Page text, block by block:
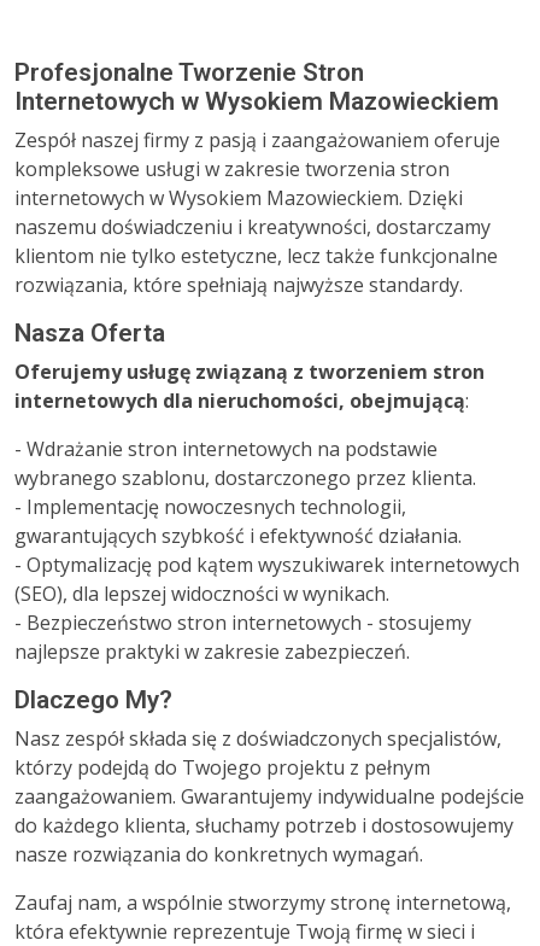
Profesjonalne Tworzenie Stron
Internetowych w Wysokiem Mazowieckiem
Zespół naszej firmy z pasją i zaangażowaniem oferuje
kompleksowe usługi w zakresie tworzenia stron
internetowych w Wysokiem Mazowieckiem. Dzięki
naszemu doświadczeniu i kreatywności, dostarczamy
klientom nie tylko estetyczne, lecz także funkcjonalne
rozwiązania, które spełniają najwyższe standardy.
Nasza Oferta
Oferujemy usługę związaną z tworzeniem stron
internetowych dla nieruchomości, obejmującą:
- Wdrażanie stron internetowych na podstawie
wybranego szablonu, dostarczonego przez klienta.
- Implementację nowoczesnych technologii,
gwarantujących szybkość i efektywność działania.
- Optymalizację pod kątem wyszukiwarek internetowych
(SEO), dla lepszej widoczności w wynikach.
- Bezpieczeństwo stron internetowych - stosujemy
najlepsze praktyki w zakresie zabezpieczeń.
Dlaczego My?
Nasz zespół składa się z doświadczonych specjalistów,
którzy podejdą do Twojego projektu z pełnym
zaangażowaniem. Gwarantujemy indywidualne podejście
do każdego klienta, słuchamy potrzeb i dostosowujemy
nasze rozwiązania do konkretnych wymagań.
Zaufaj nam, a wspólnie stworzymy stronę internetową,
która efektywnie reprezentuje Twoją firmę w sieci i